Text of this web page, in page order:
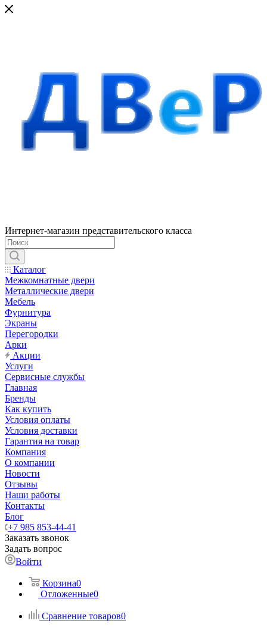
Интернет-магазин представительского класса
Каталог
Межкомнатные двери
Металлические двери
Мебель
Фурнитура
Экраны
Перегородки
Арки
Акции
Услуги
Сервисные службы
Главная
Бренды
Как купить
Условия оплаты
Условия доставки
Гарантия на товар
Компания
О компании
Новости
Отзывы
Наши работы
Контакты
Блог
+7 985 853-44-41
Заказать звонок
Задать вопрос
Войти
Корзина0
Отложенные0
Сравнение товаров0